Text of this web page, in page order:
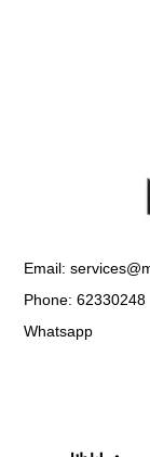
Email:
Phone: 62330248
Whatsapp